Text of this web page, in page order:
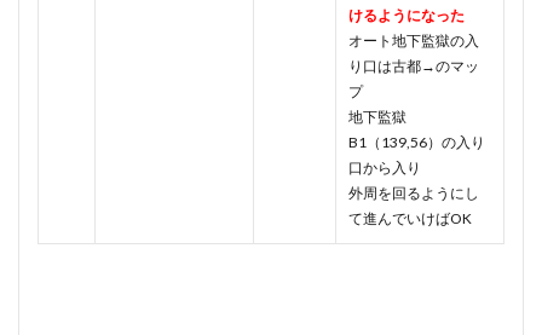
けるようになった
オート地下監獄の入
り口は古都→のマッ
プ
地下監獄
B1（139,56）の入り
口から入り
外周を回るようにし
て進んでいけばOK